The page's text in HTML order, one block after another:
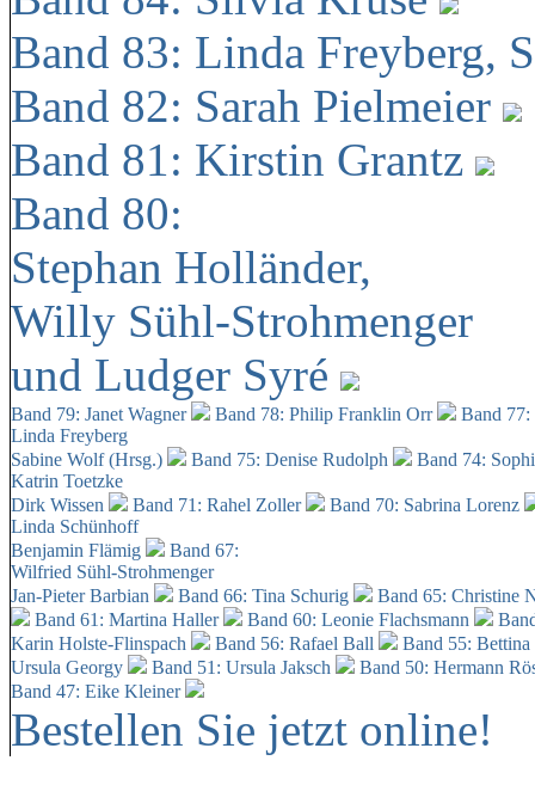
Band 83: Linda Freyberg,
Band 82: Sarah Pielmeier
Band 81: Kirstin Grantz
Band 80:
Stephan Holländer,
Willy Sühl-Strohmenger
und Ludger Syré
Band 79: Janet Wagner Band 78: Philip Franklin Orr
Band
Linda Freyberg
Sabine Wolf (Hrsg.)
Band 75: Denise Rudolph
Band 74:
Katrin Toetzke
Dirk Wissen
Band 71: Rahel Zoller
Band 70: Sabrina Lorenz
Linda Schünhoff
Benjamin Flämig
Band 67:
Wilfried Sühl-Strohmenger
Jan-Pieter Barbian
Band 66: Tina Schurig
Band 65: Christine
Band 61: Martina Haller
Band 60: Leonie Flachsmann
Karin Holste-Flinspach
Band 56: Rafael Ball
Band 55:
Ursula Georgy
Band 51: Ursula Jaksch Band 50: Hermann
Band 47: Eike Kleiner
Bestellen Sie jetzt online!